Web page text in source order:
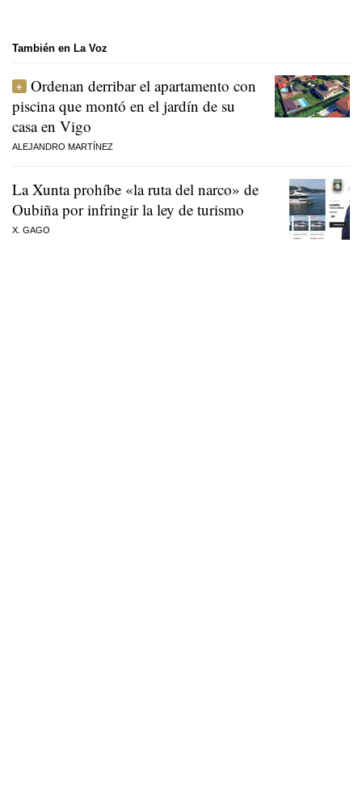
También en La Voz
Ordenan derribar el apartamento con
piscina que montó en el jardín de su
casa en Vigo
ALEJANDRO MARTÍNEZ
La Xunta prohíbe «la ruta del narco» de
Oubiña por infringir la ley de turismo
X. GAGO